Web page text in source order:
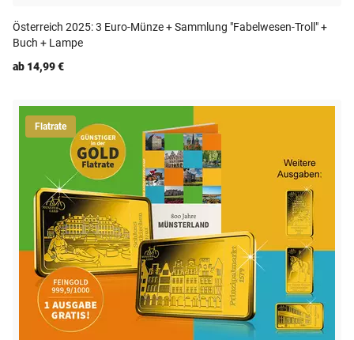
Österreich 2025: 3 Euro-Münze + Sammlung "Fabelwesen-Troll" +
Buch + Lampe
ab 14,99 €
Flatrate